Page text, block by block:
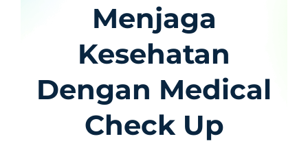
Menjaga
Kesehatan
Dengan Medical
Check Up